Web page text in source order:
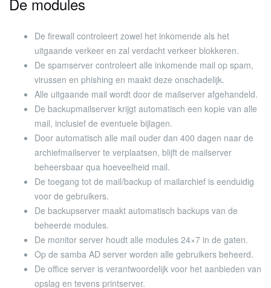
De firewall controleert zowel het inkomende als het
uitgaande verkeer en zal verdacht verkeer blokkeren.
De spamserver controleert alle inkomende mail op spam,
virussen en phishing en maakt deze onschadelijk.
Alle uitgaande mail wordt door de mailserver afgehandeld.
De backupmailserver krijgt automatisch een kopie van alle
mail, inclusief de eventuele bijlagen.
Door automatisch alle mail ouder dan 400 dagen naar de
archiefmailserver te verplaatsen, blijft de mailserver
beheersbaar qua hoeveelheid mail.
De toegang tot de mail/backup of mailarchief is eenduidig
voor de gebruikers.
De backupserver maakt automatisch backups van de
beheerde modules.
De monitor server houdt alle modules 24×7 in de gaten.
Op de samba AD server worden alle gebruikers beheerd.
De office server is verantwoordelijk voor het aanbieden van
opslag en tevens printserver.